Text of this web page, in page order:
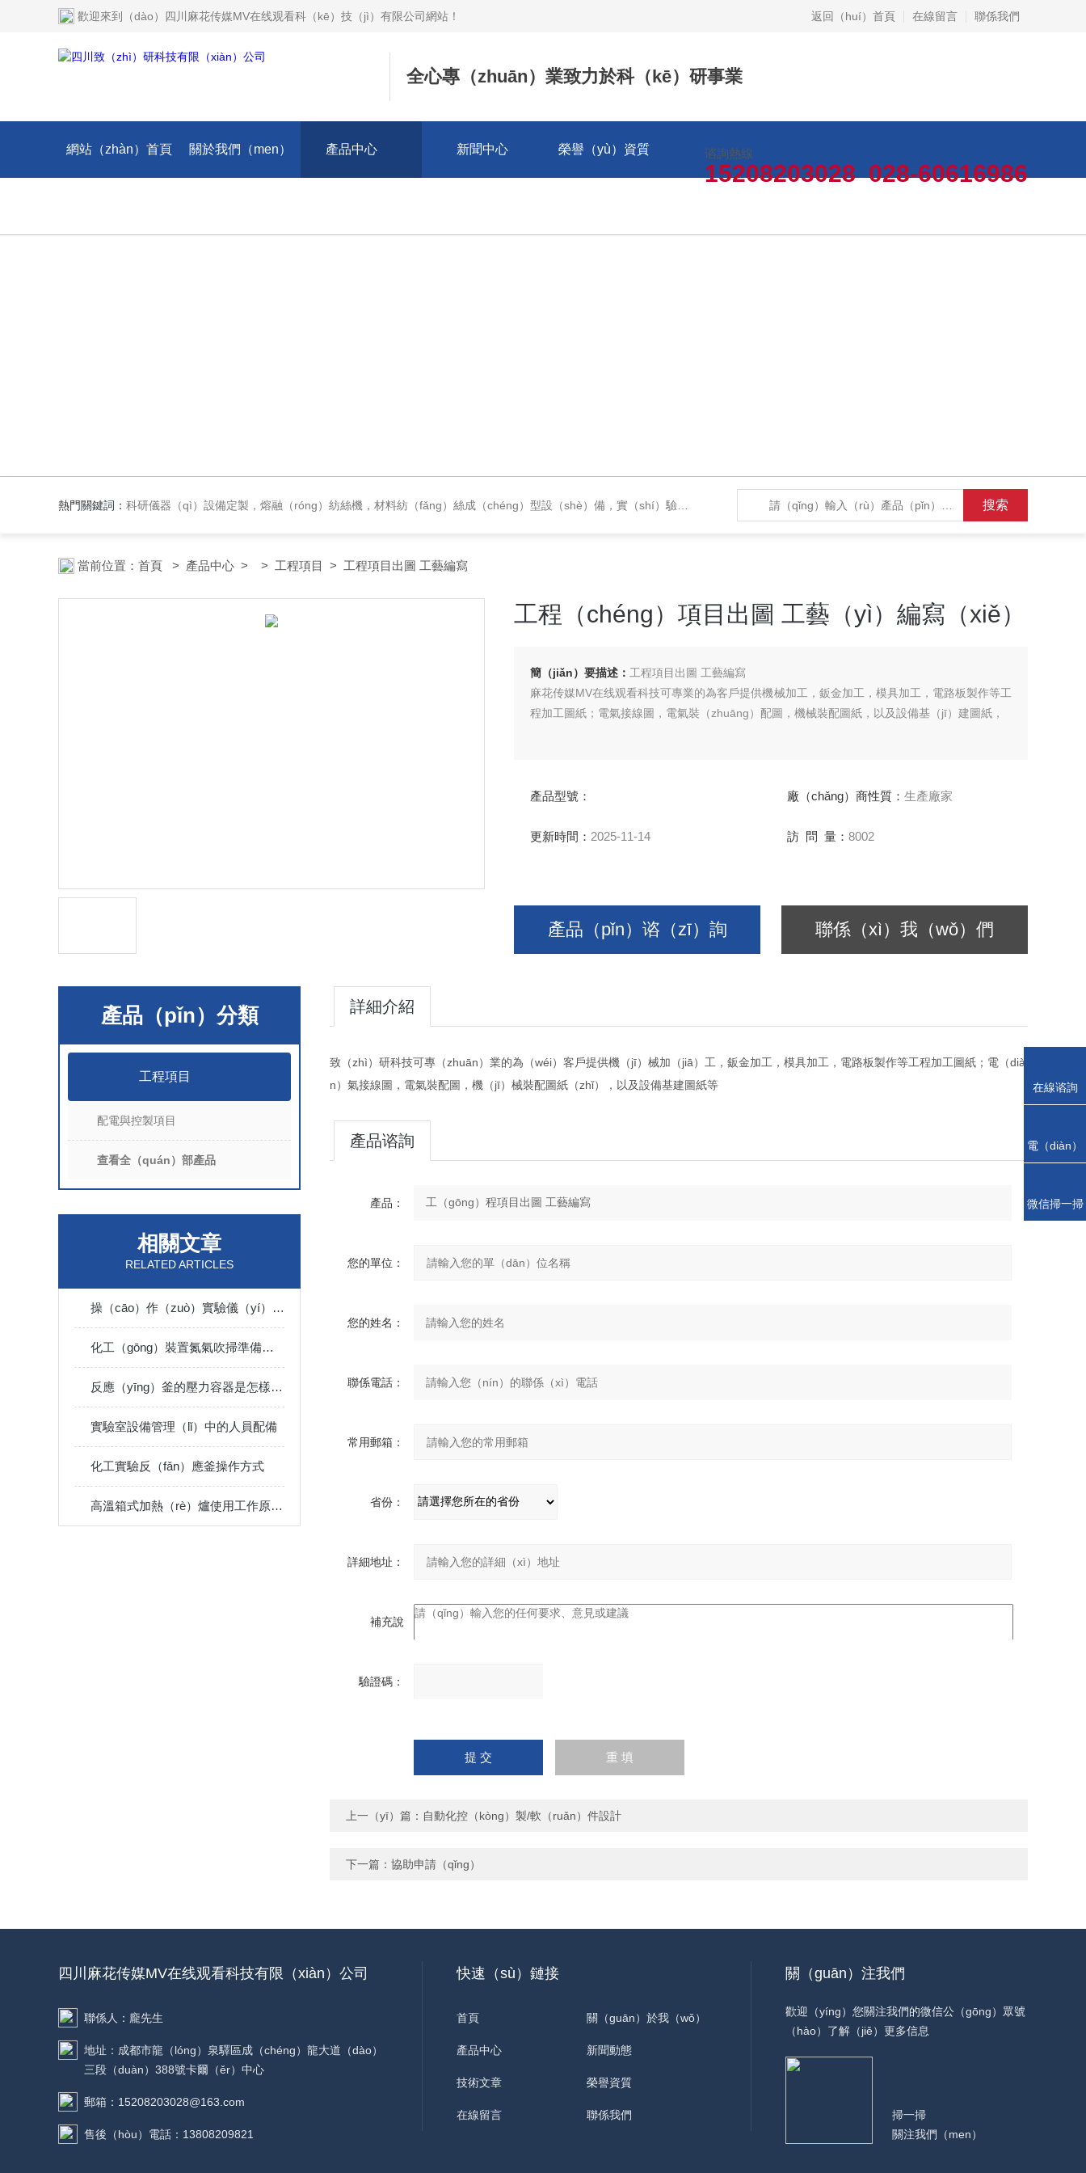
歡迎來到（dào） 四川麻花传媒MV在线观看科（kē）技（jì）有限公司網站 ！ 返回（huí）首頁 在線留言 聯係我們
全心專（zhuān）業致力於科（kē）研事業
谘詢熱線
15208203028 028-60616986
網站（zhàn）首頁 關於我們（men） 產品中心 新聞中心 榮譽（yù）資質
熱門關鍵詞： 科研儀器（qì）設備定製，熔融（róng）紡絲機，材料紡（fǎng）絲成（chéng）型設（shè）備，實（shí）驗反應設備，實驗加熱爐，化（huà）工試驗裝（zhuāng）置，材（cái）料檢測類設備，配電與節能項目，機械設計加（jiā）工，實驗室儀器耗材，通用儀器設備
當前位置： 首頁 > 產品中心 > > 工程項目 > 工程項目出圖 工藝編寫
工程（chéng）項目出圖 工藝（yì）編寫（xiě）
簡（jiǎn）要描述： 工程項目出圖 工藝編寫
麻花传媒MV在线观看科技可專業的為客戶提供機械加工，鈑金加工，模具加工，電路板製作等工
程加工圖紙；電氣接線圖，電氣裝（zhuāng）配圖，機械裝配圖紙，以及設備基（jī）建圖紙，
產品型號： 廠（chǎng）商性質： 生產廠家
更新時間： 2025-11-14 訪 問 量： 8002
產品（pǐn）谘（zī）詢 聯係（xì）我（wǒ）們
產品（pǐn）分類
工程項目
配電與控製項目
查看全（quán）部產品
相關文章
RELATED ARTICLES
操（cāo）作（zuò）實驗儀（yí）器設備時要注意的（de）事項
化工（gōng）裝置氮氣吹掃準備條件
反應（yīng）釜的壓力容器是怎樣的（de）工序進行製造的
實驗室設備管理（lǐ）中的人員配備
化工實驗反（fǎn）應釜操作方式
高溫箱式加熱（rè）爐使用工作原理分析說明
詳細介紹
致（zhì）研科技可專（zhuān）業的為（wéi）客戶提供機（jī）械加（jiā）工，鈑金加工，模具加工，電路板製作等工程加工圖紙；電（dià
n）氣接線圖，電氣裝配圖，機（jī）械裝配圖紙（zhǐ），以及設備基建圖紙等
產品谘詢
產品：
您的單位：
您的姓名：
聯係電話：
常用郵箱：
省份：
詳細地址：
補充說
驗證碼：
入
計（jì）算結果（填寫阿
拉伯數字），如：三加四
上一（yī）篇： 自動化控（kòng）製/軟（ruǎn）件設計
下一篇： 協助申請（qǐng）
四川麻花传媒MV在线观看科技有限（xiàn）公司
聯係人：龐先生
地址：成都市龍（lóng）泉驛區成（chéng）龍大道（dào）
三段（duàn）388號卡爾（ěr）中心
郵箱：15208203028@163.com
售後（hòu）電話：13808209821
快速（sù）鏈接
首頁 關（guān）於我（wǒ）
們
產品中心 新聞動態
技術文章 榮譽資質
在線留言 聯係我們
關（guān）注我們
歡迎（yíng）您關注我們的微信公（gōng）眾號
（hào）了解（jiě）更多信息
掃一掃
關注我們（men）
在線谘詢
電（diàn）
話
微信掃一掃